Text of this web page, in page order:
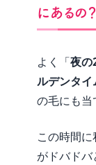
にあるの？
よく「夜の
ルデンタイ
の毛にも当
この時間
がドバドバ